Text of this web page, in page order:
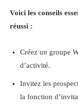
Voici les conseils
réussi :
Créez un groupe
d’activité.
Invitez les
la fonction